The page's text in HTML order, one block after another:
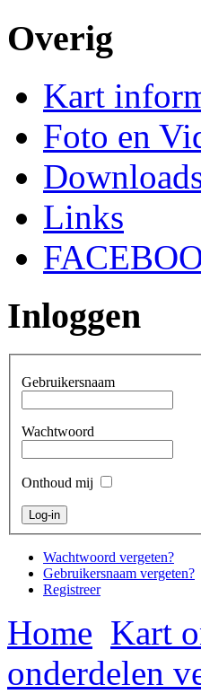
Overig
Kart
Foto en
Links
Inloggen
Gebruikersnaam
Wachtwoord
Onthoud mij
Wachtwoord vergeten?
Gebruikersnaam vergeten?
Registreer
Home Kart
onderdelen